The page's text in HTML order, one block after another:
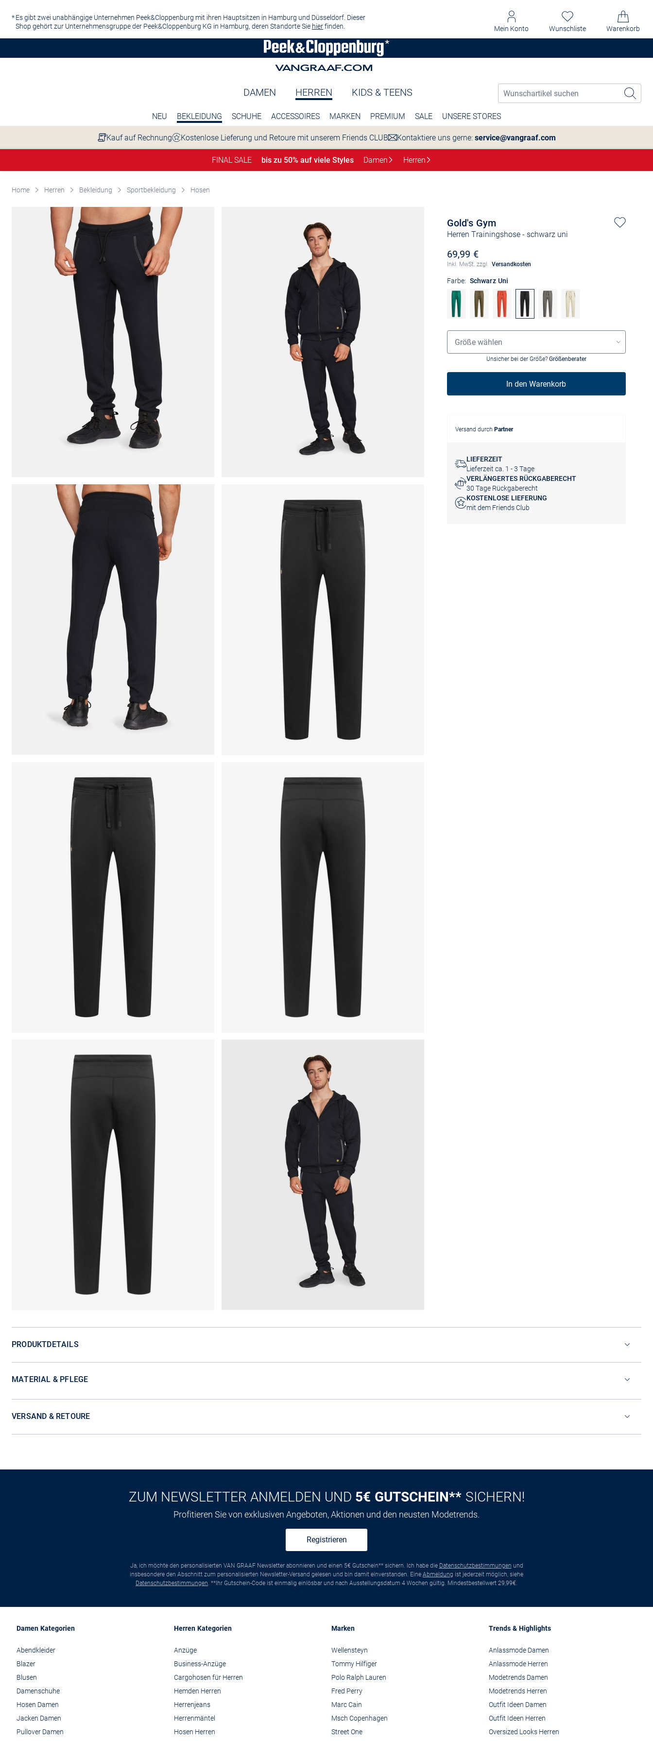
Es gibt zwei unabhängige Unternehmen Peek&Cloppenburg mit ihren Hauptsitzen in Hamburg und Düsseldorf. Dieser
Shop gehört zur Unternehmensgruppe der Peek&Cloppenburg KG in Hamburg, deren Standorte Sie hierfinden. Mein Konto Wunschliste Warenkorb
DAMEN HERREN KIDS & TEENS
NEU BEKLEIDUNG SCHUHE ACCESSOIRES MARKEN PREMIUM SALE UNSERE STORES
Kauf auf Rechnung Kostenlose Lieferung und Retoure mit unserem Friends CLUB Kontaktiere uns gerne: service@vangraaf.com
FINAL SALE bis zu 50% auf viele Styles Damen Herren
Home Herren Bekleidung Sportbekleidung Hosen
Gold's Gym
Herren Trainingshose- schwarz uni
69,99 €
Inkl. MwSt. zzgl. Versandkosten
Farbe: Schwarz Uni
Grössenauswahl
Größe wählen
Unsicher bei der Größe? Größenberater
In den Warenkorb
Versand durch Partner
LIEFERZEIT
Lieferzeit ca. 1 - 3 Tage
VERLÄNGERTES RÜCKGABERECHT
30 Tage Rückgaberecht
KOSTENLOSE LIEFERUNG
mit dem Friends Club
PRODUKTDETAILS
MATERIAL & PFLEGE
VERSAND & RETOURE
ZUM NEWSLETTER ANMELDEN UND 5€ GUTSCHEIN** SICHERN!
Profitieren Sie von exklusiven Angeboten, Aktionen und den neusten Modetrends.
Registrieren
Ja, ich möchte den personalisierten VAN GRAAF Newsletter abonnieren und einen 5€ Gutschein** sichern. Ich habe die Datenschutzbestimmungen und
insbesondere den Abschnitt zum personalisierten Newsletter-Versand gelesen und bin damit einverstanden. Eine Abmeldung ist jederzeit möglich, siehe
Datenschutzbestimmungen . **Ihr Gutschein-Code ist einmalig einlösbar und nach Ausstellungsdatum 4 Wochen gültig. Mindestbestellwert 29,99€.
Damen Kategorien
Abendkleider
Blazer
Blusen
Damenschuhe
Hosen Damen
Jacken Damen
Pullover Damen
Herren Kategorien
Anzüge
Business-Anzüge
Cargohosen für Herren
Hemden Herren
Herrenjeans
Herrenmäntel
Hosen Herren
Marken
Wellensteyn
Tommy Hilfiger
Polo Ralph Lauren
Fred Perry
Marc Cain
Msch Copenhagen
Street One
Trends & Highlights
Anlassmode Damen
Anlassmode Herren
Modetrends Damen
Modetrends Herren
Outfit Ideen Damen
Outfit Ideen Herren
Oversized Looks Herren